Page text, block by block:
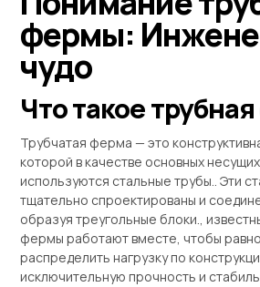
фермы:
чудо
Что такое
Трубчатая ферма — это
которой в качестве основных
используются стальные трубы.. Эти
тщательно спроектированы и
образуя треугольные блоки.,
фермы работают вместе, чтобы
распределить нагрузку по
исключительную прочность и